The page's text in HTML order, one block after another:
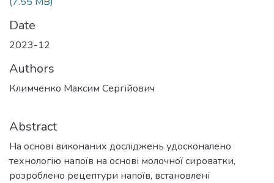
Date
2023-12
Authors
Климченко Максим Сергійович
Abstract
На основі виконаних досліджень удосконалено
технологію напоїв на основі молочної сироватки,
розроблено рецептури напоїв, встановлені